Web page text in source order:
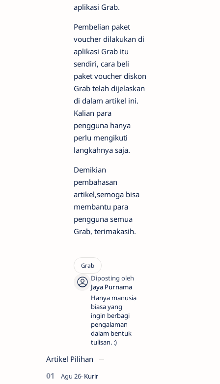
aplikasi Grab.
Pembelian paket
voucher dilakukan di
aplikasi Grab itu
sendiri, cara beli
paket voucher diskon
Grab telah dijelaskan
di dalam artikel ini.
Kalian para
pengguna hanya
perlu mengikuti
langkahnya saja.
Demikian
pembahasan
artikel,semoga bisa
membantu para
pengguna semua
Grab, terimakasih.
Hanya manusia
biasa yang
ingin berbagi
pengalaman
dalam bentuk
tulisan. :)
Artikel Pilihan